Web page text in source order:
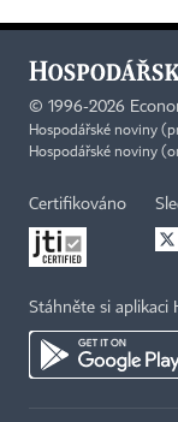
© 1996-2026
Hospodářské noviny
Hospodářské noviny
Certifikováno
Stáhněte si aplikaci